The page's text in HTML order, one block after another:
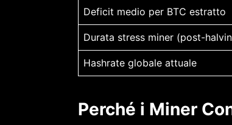
Deficit medio per BTC estratto
Durata stress miner (post-
Hashrate globale attuale
Perché i Miner